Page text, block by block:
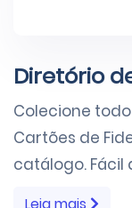
Diretório
Colecione
Cartões de
catálogo. Fácil
Leia mais